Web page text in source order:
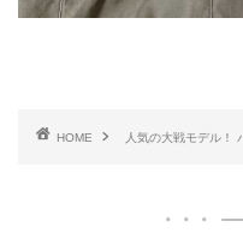
HOME 人気の大戦モデル！